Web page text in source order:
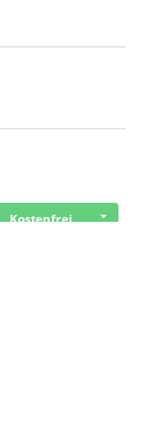
Kostenfrei